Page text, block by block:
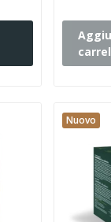
Nuovo